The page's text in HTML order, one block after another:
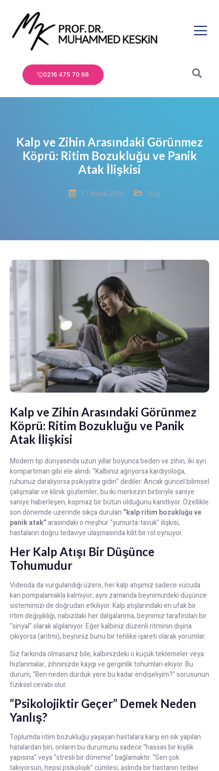
0216 475 70 66
Kalp ve Zihin Arasındaki Görünmez
Köprü: Ritim Bozukluğu ve Panik
Atak İlişkisi
17 Aralık 2025 Blog
Kalp ve Zihin Arasındaki Görünmez
Köprü: Ritim Bozukluğu ve Panik
Atak İlişkisi
Modern tıp dünyasında uzun yıllar boyunca beden ve zihin, iki ayrı
kompartıman gibi ele alındı. “Kalbiniz ağrıyorsa kardiyoloğa,
ruhunuz daralıyorsa psikiyatra gidin” dediler. Ancak güncel bilimsel
çalışmalar ve klinik gözlemler, bu iki merkezin birbiriyle saniye
saniye haberleşen, kopmaz bir bütün olduğunu kanıtlıyor. Özellikle
son dönemde üzerinde sıkça durulan “kalp ritim bozukluğu ve
panik atak”arasındaki o meşhur “yumurta-tavuk” ilişkisi,
hastaların doğru tedaviye ulaşmasında kilit bir rol oynuyor.
Her Kalp Atışı Bir Düşünce
Tohumudur
Videoda da vurgulandığı üzere, her kalp atışımız sadece vücuda
kan pompalamakla kalmıyor; aynı zamanda beynimizdeki düşünce
sistemimizi de doğrudan etkiliyor. Kalp atışlarındaki en ufak bir
ritim değişikliği, nabızdaki her dalgalanma, beynimiz tarafından bir
“sinyal” olarak algılanıyor. Eğer kalbiniz düzenli ritminin dışına
çıkıyorsa (aritmi), beyniniz bunu bir tehlike işareti olarak yorumlar.
Siz farkında olmasanız bile, kalbinizdeki o küçük teklemeler veya
hızlanmalar, zihninizde kaygı ve gerginlik tohumları ekiyor. Bu
durum, “Ben neden durduk yere bu kadar endişeliyim?” sorusunun
fiziksel cevabı olur.
“Psikolojiktir Geçer” Demek Neden
Yanlış?
Toplumda ritim bozukluğu yaşayan hastalara karşı en sık yapılan
hatalardan biri, onların bu durumunu sadece “hassas bir kişilik
yapısına” veya “stresli bir döneme” bağlamaktır. “Sen çok
takıyorsun, hepsi psikolojik” cümlesi, aslında bir hastanın tedavi